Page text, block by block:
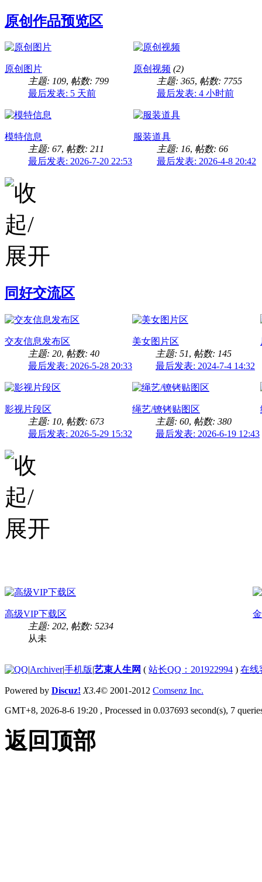
原创作品预览区
原创图片
主题: 109, 帖数: 799
最后发表: 5 天前
原创视频 (2)
主题: 365, 帖数: 7755
最后发表: 4 小时前
模特信息
主题: 67, 帖数: 211
最后发表: 2026-7-20 22:53
服装道具
主题: 16, 帖数: 66
最后发表: 2026-4-8 20:42
同好交流区
交友信息发布区
主题: 20, 帖数: 40
最后发表: 2026-5-28 20:33
美女图片区
主题: 51, 帖数: 145
最后发表: 2024-7-4 14:32
影视片段区
主题: 10, 帖数: 673
最后发表: 2026-5-29 15:32
绳艺/镣铐贴图区
主题: 60, 帖数: 380
最后发表: 2026-6-19 12:43
高级VIP下载区
主题: 202, 帖数: 5234
从未
|Archiver|手机版|艺束人生网 ( 站长QQ：201922994 ) 在线
Powered by Discuz! X3.4© 2001-2012 Comsenz Inc.
GMT+8, 2026-8-6 19:20 , Processed in 0.037693 second(s), 7
返回顶部